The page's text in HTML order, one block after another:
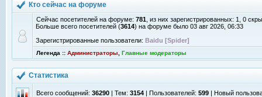
Кто сейчас на форуме
Сейчас посетителей на форуме: 781 , из них зарегистрированных: 1, 0
Больше всего посетителей (3614) на форуме было 03 авг 2026, 06:33
Зарегистрированные пользователи: Baidu [Spider]
Легенда :: Администраторы Главные модераторы
Статистика
Всего сообщений: 36290 | Тем: 3154 | Пользователей: 599 | Новый